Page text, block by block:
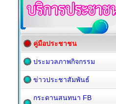
คู่มือประชาชน
ประมวลภาพกิจกรรม
ข่าวประชาสัมพันธ์
กระดานสนทนา FB